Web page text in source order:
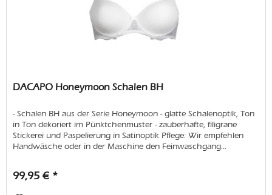
DACAPO Honeymoon Schalen BH
- Schalen BH aus der Serie Honeymoon - glatte Schalenoptik, Ton
in Ton dekoriert im Pünktchenmuster - zauberhafte, filigrane
Stickerei und Paspelierung in Satinoptik Pflege: Wir empfehlen
Handwäsche oder in der Maschine den Feinwaschgang...
99,95 € *